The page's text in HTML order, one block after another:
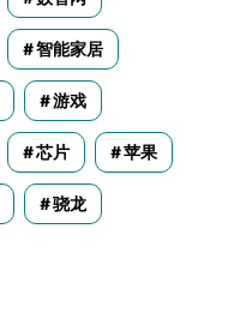
智能家居
游戏
芯片 苹果
骁龙